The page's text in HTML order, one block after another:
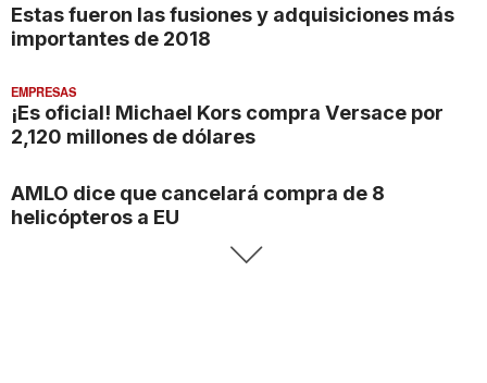
Estas fueron las fusiones y adquisiciones más
importantes de 2018
EMPRESAS
¡Es oficial! Michael Kors compra Versace por
2,120 millones de dólares
AMLO dice que cancelará compra de 8
helicópteros a EU